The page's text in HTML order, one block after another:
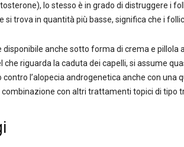
lo stesso è in grado di distruggere i
si trova in quantità più basse, significa che i
disponibile anche sotto forma di crema e pillola
che riguarda la caduta dei capelli, si assume
l’alopecia androgenetica anche con una
con altri trattamenti topici di tipo